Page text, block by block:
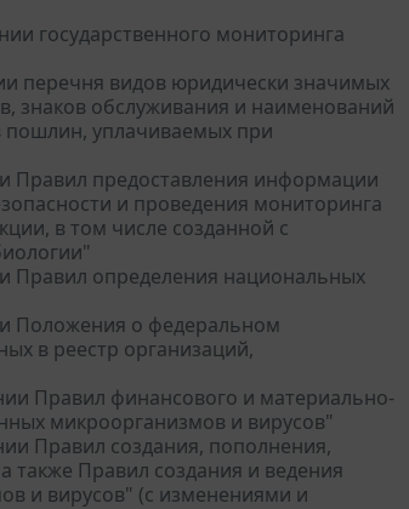
государственного мониторинга
перечня видов юридически значимых
знаков обслуживания и наименований
пошлин, уплачиваемых при
Правил предоставления информации
и проведения мониторинга
в том числе созданной с
Правил определения национальных
Положения о федеральном
в реестр организаций,
Правил финансового и материально-
микроорганизмов и вирусов"
Правил создания, пополнения,
также Правил создания и ведения
и вирусов" (с изменениями и